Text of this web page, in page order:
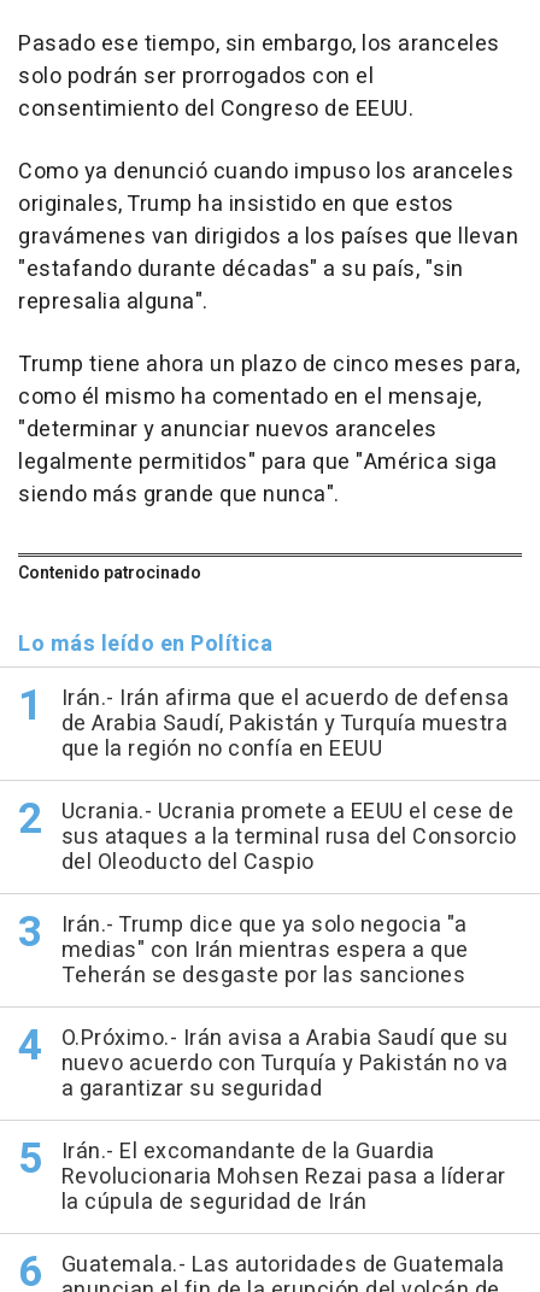
Pasado ese tiempo, sin embargo, los aranceles
solo podrán ser prorrogados con el
consentimiento del Congreso de EEUU.
Como ya denunció cuando impuso los aranceles
originales, Trump ha insistido en que estos
gravámenes van dirigidos a los países que llevan
"estafando durante décadas" a su país, "sin
represalia alguna".
Trump tiene ahora un plazo de cinco meses para,
como él mismo ha comentado en el mensaje,
"determinar y anunciar nuevos aranceles
legalmente permitidos" para que "América siga
siendo más grande que nunca".
Contenido patrocinado
Lo más leído en Política
Irán.- Irán afirma que el acuerdo de defensa
de Arabia Saudí, Pakistán y Turquía muestra
que la región no confía en EEUU
Ucrania.- Ucrania promete a EEUU el cese de
sus ataques a la terminal rusa del Consorcio
del Oleoducto del Caspio
Irán.- Trump dice que ya solo negocia "a
medias" con Irán mientras espera a que
Teherán se desgaste por las sanciones
O.Próximo.- Irán avisa a Arabia Saudí que su
nuevo acuerdo con Turquía y Pakistán no va
a garantizar su seguridad
Irán.- El excomandante de la Guardia
Revolucionaria Mohsen Rezai pasa a líderar
la cúpula de seguridad de Irán
Guatemala.- Las autoridades de Guatemala